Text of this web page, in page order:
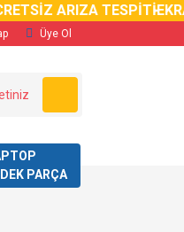
ARIZA TESPİTİ
Üye Ol
PARÇA